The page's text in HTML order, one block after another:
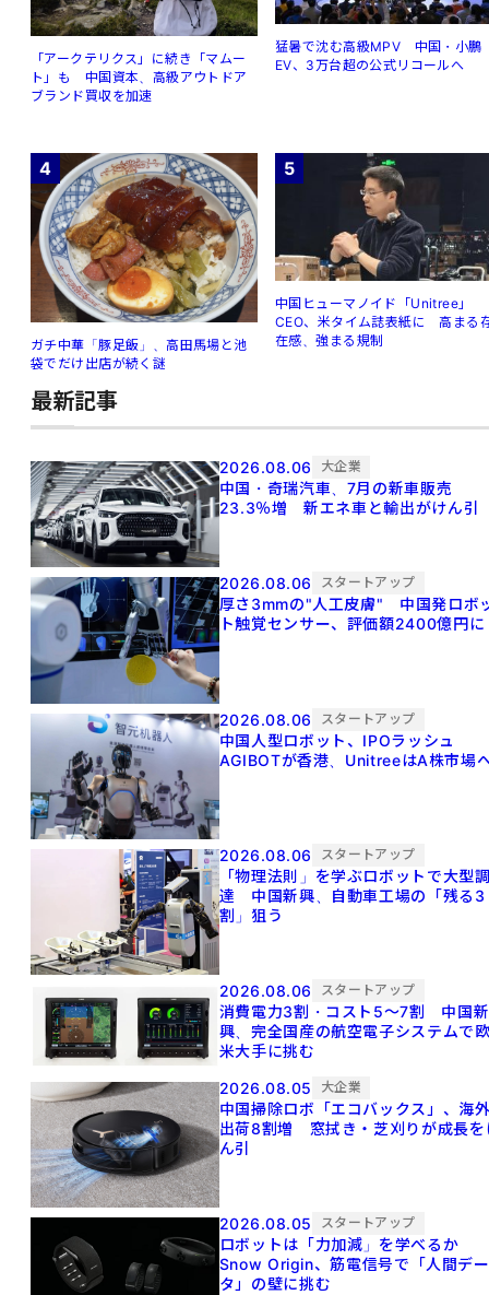
「アークテリクス」に続き「マムー
ト」も 中国資本、高級アウトドア
ブランド買収を加速
猛暑で沈む高級MPV 中国・小鵬
EV、3万台超の公式リコールへ
4
ガチ中華「豚足飯」、高田馬場と池
袋でだけ出店が続く謎
5
中国ヒューマノイド「Unitree」
CEO、米タイム誌表紙に 高まる
在感、強まる規制
最新記事
2026.08.06 大企業
中国・奇瑞汽車、7月の新車販売
23.3％増 新エネ車と輸出がけん引
2026.08.06 スタートアップ
厚さ3mmの"人工皮膚" 中国発ロボ
ト触覚センサー、評価額2400億円に
2026.08.06 スタートアップ
中国人型ロボット、IPOラッシュ
AGIBOTが香港、UnitreeはA株市場
2026.08.06 スタートアップ
「物理法則」を学ぶロボットで大型
達 中国新興、自動車工場の「残る3
割」狙う
2026.08.06 スタートアップ
消費電力3割・コスト5〜7割 中国新
興、完全国産の航空電子システムで
米大手に挑む
2026.08.05
大企業
中国掃除ロボ「エコバックス」、海
出荷8割増 窓拭き・芝刈りが成長を
ん引
2026.08.05 スタートアップ
ロボットは「力加減」を学べるか
Snow Origin、筋電信号で「人間デー
タ」の壁に挑む